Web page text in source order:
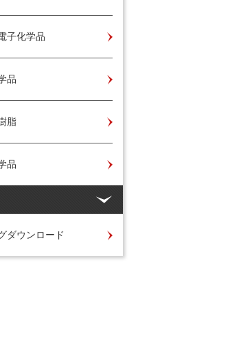
子化学品
品
脂
品
ダウンロード